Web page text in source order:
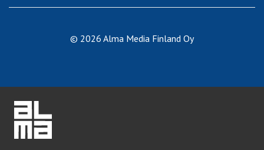
© 2026 Alma Media Finland Oy